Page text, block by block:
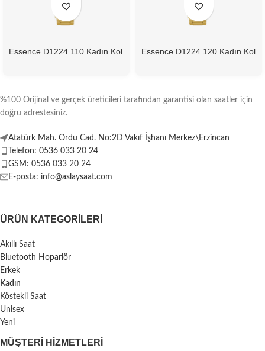
Essence D1224.110 Kadın Kol
Essence D1224.120 Kadın Kol
%100 Orijinal ve gerçek üreticileri tarafından garantisi olan saatler için
doğru adrestesiniz.
Atatürk Mah. Ordu Cad. No:2D Vakıf İşhanı Merkez\Erzincan
Telefon: 0536 033 20 24
GSM: 0536 033 20 24
E-posta: info@aslaysaat.com
ÜRÜN KATEGORILERI
Akıllı Saat
Bluetooth Hoparlör
Erkek
Kadın
Köstekli Saat
Unisex
Yeni
MÜŞTERI HIZMETLERI